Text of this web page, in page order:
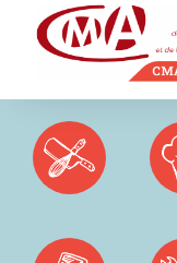
Panneau de gestion